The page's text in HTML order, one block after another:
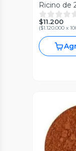
Ricino de
$11.200
($1.120.000 x